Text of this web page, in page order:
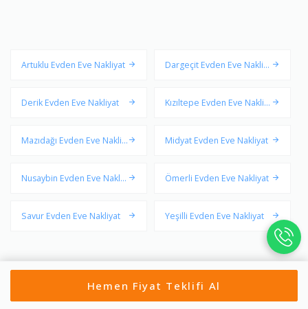
Artuklu Evden Eve Nakliyat
Dargeçit Evden Eve Nakliy
Derik Evden Eve Nakliyat
Kızıltepe Evden Eve Nakliy
Mazıdağı Evden Eve Nakliy
Midyat Evden Eve Nakliyat
Nusaybin Evden Eve Nakliy
Ömerli Evden Eve Nakliyat
Savur Evden Eve Nakliyat Yeşilli Evden Eve Nakliyat
Hemen Fiyat Teklifi Al